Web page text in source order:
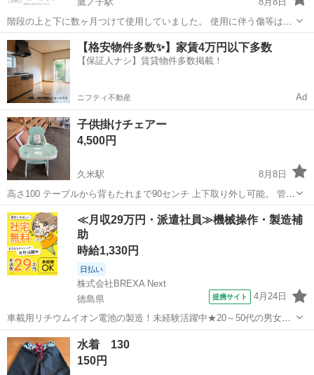
階段の上と下に数ヶ月つけて使用していました。 使用に伴う傷等はあ
るかもしれませんが、まだまだ使っていただけると思います。 定価
1つ約4500円でした。 同じものが2つあります。 1つ1500円、2つで
2500円でお譲りで...
愛媛 伊予郡 鷹ノ子駅 ベビー用品
【格安物件多数✨】家賃4万円以下多数
【保証人ナシ】賃貸物件多数掲載！
ニフティ不動産 Ad
子供掛けチェアー
4,500円
久米駅
8月8日
高さ100 テーブルから背もたれまで90センチ 上下取り外し可能。 管理
番号 2778273
愛媛 松山市 久米駅 ベビー用品
≪月収29万円・派遣社員≫機械操作・製造補
助
時給1,330円
日払い
株式会社BREXA Next
徳島県
提携サイト 4月24日
車載用リチウムイオン電池の製造！未経験活躍中★20～50代の男女活
躍中！寮費無料★備品付き1R寮完備！自宅からマイカー通勤OK！無料
駐車場完備◎正社員登用制度あり！《徳島県板野郡松茂町》 人気の工
場のお仕事 ◇車載用リチウ...
徳島 その他
水着 130
150円